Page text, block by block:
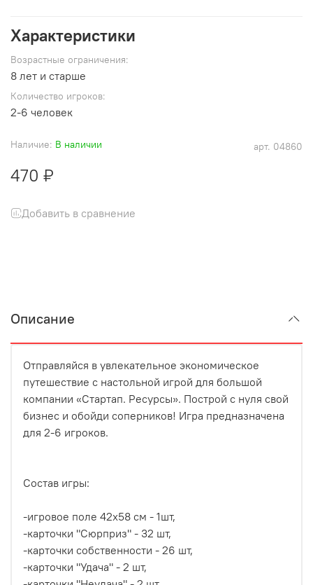
арт. 04860
Наличие: В наличии
470 ₽
Добавить в сравнение
Характеристики
Возрастные ограничения:
8 лет и старше
Количество игроков:
2-6 человек
Описание
Отправляйся в увлекательное экономическое
путешествие с настольной игрой для большой
компании «Стартап. Ресурсы». Построй с нуля свой
бизнес и обойди соперников! Игра предназначена
для 2-6 игроков.
Состав игры:
-игровое поле 42х58 см - 1шт,
-карточки "Сюрприз" - 32 шт,
-карточки собственности - 26 шт,
-карточки "Удача" - 2 шт,